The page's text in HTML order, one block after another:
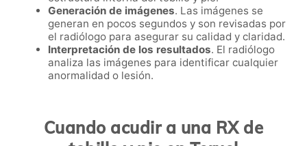
Generación de imágenes. Las imágenes se
generan en pocos segundos y son revisadas por
el radiólogo para asegurar su calidad y claridad.
Interpretación de los resultados. El radiólogo
analiza las imágenes para identificar cualquier
anormalidad o lesión.
Cuando acudir a una RX de